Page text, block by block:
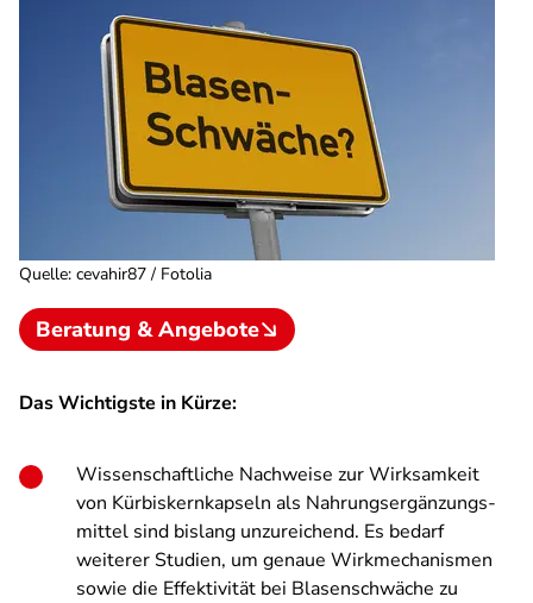
Quelle: cevahir87 / Fotolia
Beratung & Angebote
Das Wichtigste in Kürze:
Wissenschaftliche Nachweise zur Wirksamkeit
von Kürbiskern­kapseln als Nahrungs­ergänzungs­
mittel sind bislang unzureichend. Es bedarf
weiterer Studien, um genaue Wirkmechanismen
sowie die Effektivität bei Blasenschwäche zu